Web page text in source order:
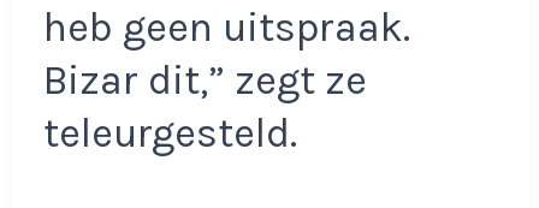
heb geen uitspraak.
Bizar dit,” zegt ze
teleurgesteld.